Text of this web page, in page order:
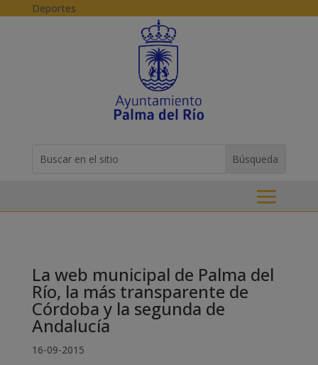
Skip to content
Deportes
for...
La web municipal de Palma del
Río, la más transparente de
Córdoba y la segunda de
Andalucía
16-09-2015